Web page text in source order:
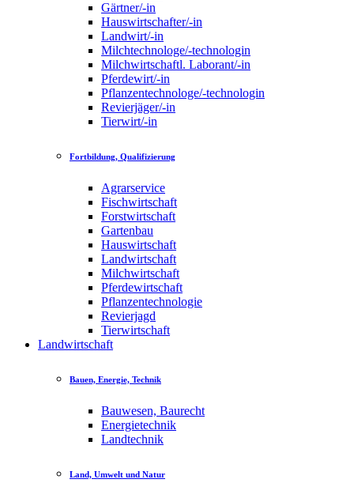
Gärtner/-in
Hauswirtschafter/-in
Landwirt/-in
Milchtechnologe/-technologin
Milchwirtschaftl. Laborant/-in
Pferdewirt/-in
Pflanzentechnologe/-technologin
Revierjäger/-in
Tierwirt/-in
Fortbildung, Qualifizierung
Agrarservice
Fischwirtschaft
Forstwirtschaft
Gartenbau
Hauswirtschaft
Landwirtschaft
Milchwirtschaft
Pferdewirtschaft
Pflanzentechnologie
Revierjagd
Tierwirtschaft
Landwirtschaft
Bauen, Energie, Technik
Bauwesen, Baurecht
Energietechnik
Landtechnik
Land, Umwelt und Natur